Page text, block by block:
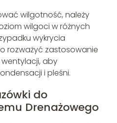
wilgotność, należy
wilgoci w różnych
wykrycia
rozważyć zastosowanie
aby
i pleśni.
do
Drenażowego